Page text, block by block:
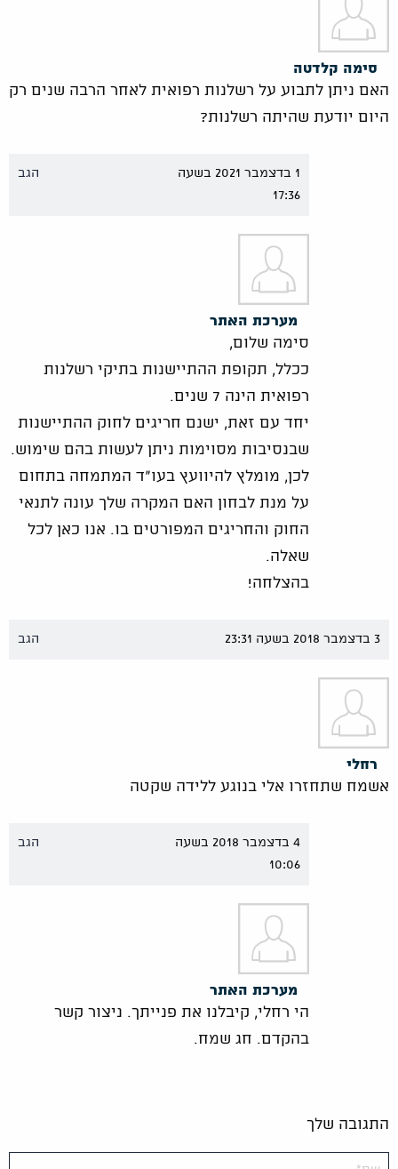
סימה קלדטה
האם ניתן לתבוע על רשלנות רפואית לאחר הרבה שנים רק
היום יודעת שהיתה רשלנות?
1 בדצמבר 2021 בשעה
17:36
הגב
מערכת האתר
סימה שלום,
ככלל, תקופת ההתיישנות בתיקי רשלנות
רפואית הינה 7 שנים.
יחד עם זאת, ישנם חריגים לחוק ההתיישנות
שבנסיבות מסוימות ניתן לעשות בהם שימוש.
לכן, מומלץ להיוועץ בעו"ד המתמחה בתחום
על מנת לבחון האם המקרה שלך עונה לתנאי
החוק והחריגים המפורטים בו. אנו כאן לכל
שאלה.
בהצלחה!
3 בדצמבר 2018 בשעה 23:31 הגב
רחלי
אשמח שתחזרו אלי בנוגע ללידה שקטה
4 בדצמבר 2018 בשעה
10:06
הגב
מערכת האתר
הי רחלי, קיבלנו את פנייתך. ניצור קשר
בהקדם. חג שמח.
התגובה שלך